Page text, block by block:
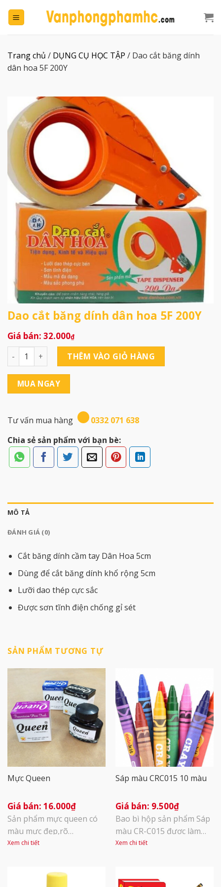
đến
Trang chủ / DỤNG CỤ HỌC TẬP / Dao cắt băng dính
dân hoa 5F 200Y
Dao cắt băng dính dân hoa 5F 200Y
32.000₫
Dao cắt băng dính dân hoa 5F 200Y số lượng
THÊM VÀO GIỎ HÀNG
MUA NGAY
Tư vấn mua hàng
0332 071 638
Chia sẻ sản phẩm với bạn bè:
MÔ TẢ
ĐÁNH GIÁ (0)
Cắt băng dính cầm tay Dân Hoa 5cm
Dùng để cắt băng dính khổ rộng 5cm
Lưỡi dao thép cực sắc
Được sơn tĩnh điện chống gỉ sét
SẢN PHẨM TƯƠNG TỰ
Mực Queen
16.000₫
Sản phẩm mực queen có
màu mực đẹp,rõ
nét,không bị nhòe và bay
Mực viết máy queen phù
Xem chi tiết
Sáp màu CRC015 10 màu
9.500₫
Bao bì hộp sản phẩm Sáp
màu CR-C015 được làm
theo tông màu Colokit,
màu (khác nhau) thông
Xem chi tiết